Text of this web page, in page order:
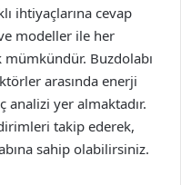
ihtiyaçlarına cevap
modeller ile her
Buzdolabı
arasında enerji
yer almaktadır.
takip ederek,
sahip olabilirsiniz.